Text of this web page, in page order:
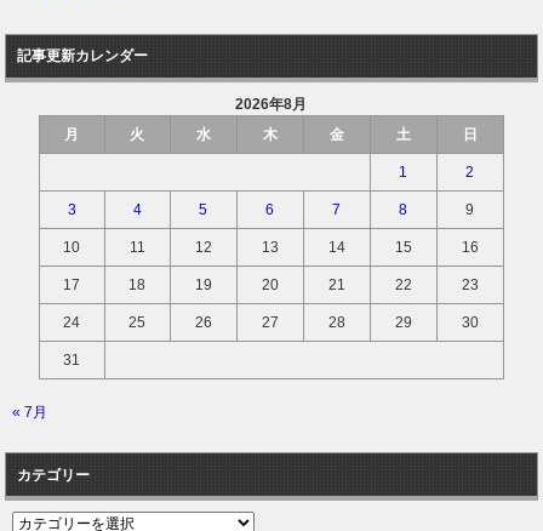
記事更新カレンダー
2026年8月
月
火 水 木 金 土 日
1 2
3 4 5 6 7 8 9
10 11 12 13 14 15 16
17 18 19 20 21 22 23
24 25 26 27 28 29 30
31
« 7月
カテゴリー
カ